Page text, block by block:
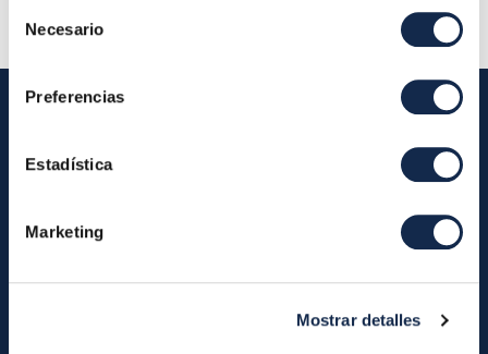
Necesario
Preferencias
Estadística
Marketing
Mostrar detalles
Iberpay
Annual Reports
Instant Credit Transfers